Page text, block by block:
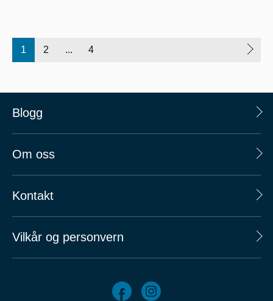
1 2 ... 4
Blogg
Om oss
Kontakt
Vilkår og personvern